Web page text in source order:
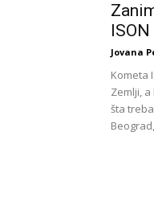
ISON
Jovana
Kometa
Zemlji,
šta